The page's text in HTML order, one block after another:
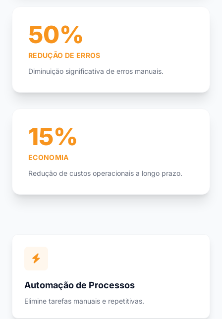
50%
REDUÇÃO DE ERROS
Diminuição significativa de erros manuais.
15%
ECONOMIA
Redução de custos operacionais a longo prazo.
Automação de Processos
Elimine tarefas manuais e repetitivas.